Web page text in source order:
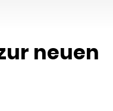
neuen